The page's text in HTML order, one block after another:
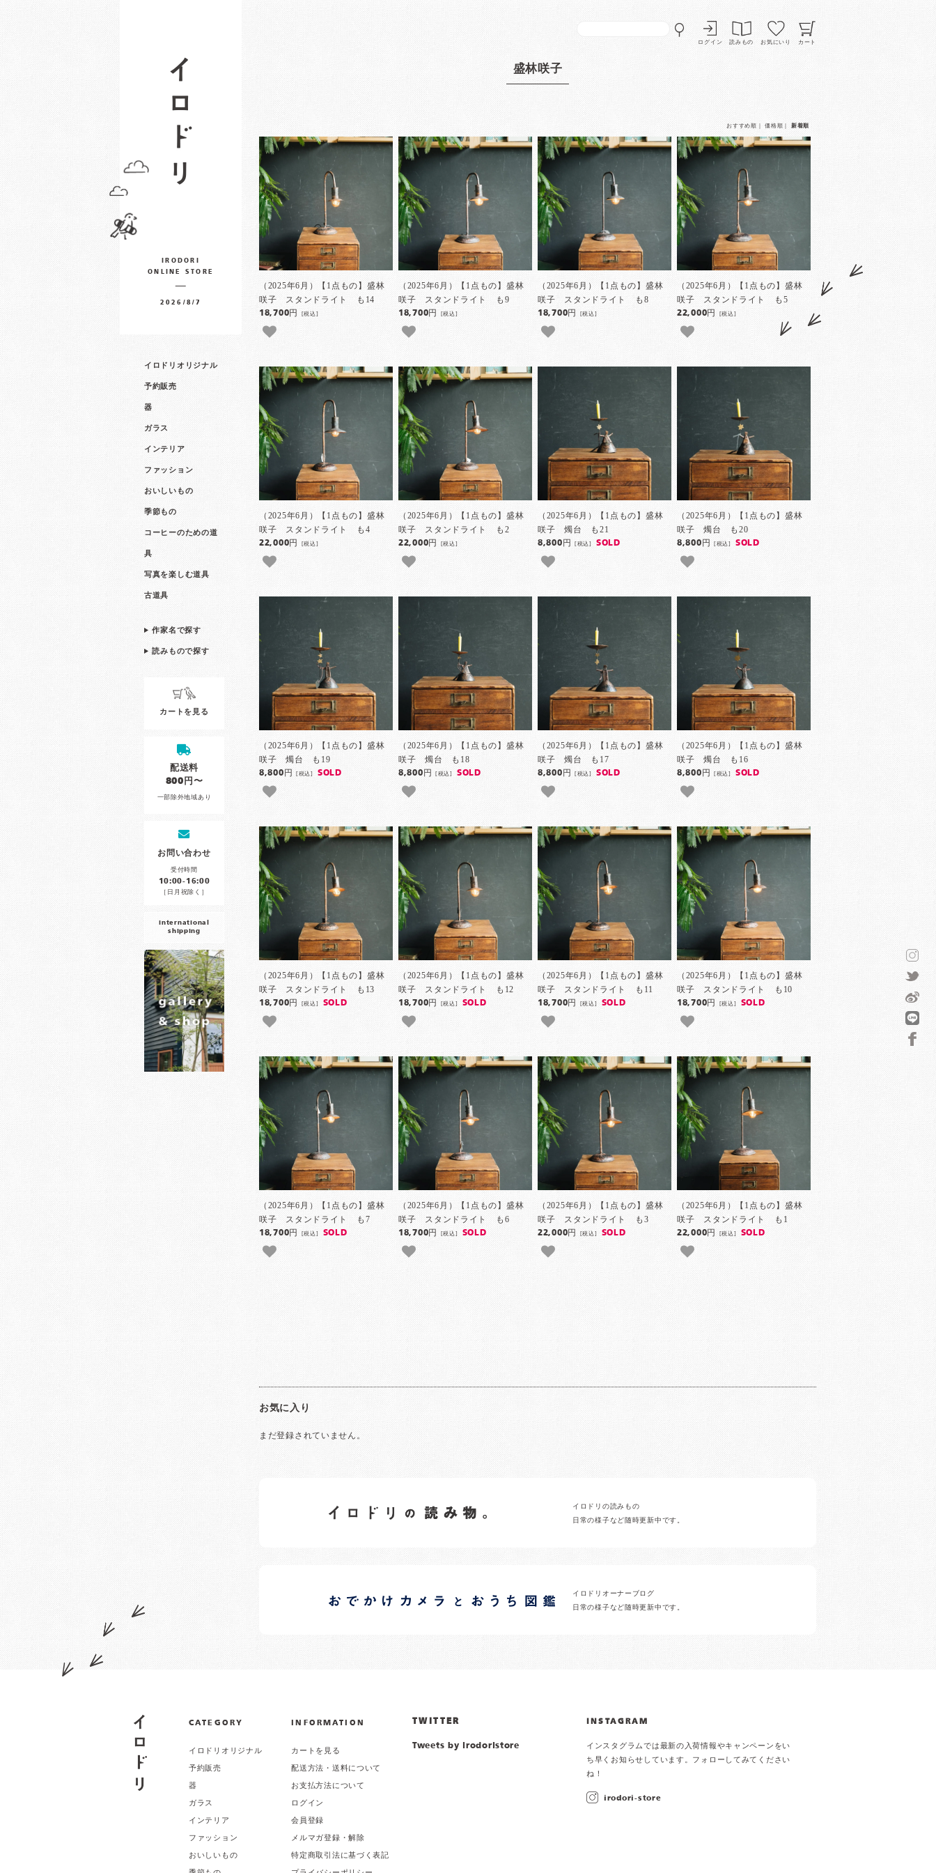
ログイン 読みもの お気にいり カート
IRODORI
ONLINE STORE
2026/8/7
イロドリオリジナル
予約販売
器
ガラス
インテリア
ファッション
おいしいもの
季節もの
コーヒーのための道
具
写真を楽しむ道具
古道具
作家名で探す
読みもので探す
カートを見る
配送料
800円〜
一部除外地域あり
お問い合わせ
受付時間
10:00-16:00
［日月祝除く］
international
shipping
盛林咲子
おすすめ順 ｜価格順 新着順
（2025年6月）【1点もの】盛林
咲子 スタンドライト も14
18,700円 [税込]
（2025年6月）【1点もの】盛林
咲子 スタンドライト も9
18,700円 [税込]
（2025年6月）【1点もの】盛林
咲子 スタンドライト も8
18,700円 [税込]
（2025年6月）【1点もの】盛林
咲子 スタンドライト も5
22,000円 [税込]
（2025年6月）【1点もの】盛林
咲子 スタンドライト も4
22,000円 [税込]
（2025年6月）【1点もの】盛林
咲子 スタンドライト も2
22,000円 [税込]
（2025年6月）【1点もの】盛林
咲子 燭台 も21
8,800円[税込] SOLD
（2025年6月）【1点もの】盛林
咲子 燭台 も20
8,800円[税込] SOLD
（2025年6月）【1点もの】盛林
咲子 燭台 も19
8,800円[税込] SOLD
（2025年6月）【1点もの】盛林
咲子 燭台 も18
8,800円[税込] SOLD
（2025年6月）【1点もの】盛林
咲子 燭台 も17
8,800円[税込] SOLD
（2025年6月）【1点もの】盛林
咲子 燭台 も16
8,800円[税込] SOLD
（2025年6月）【1点もの】盛林
咲子 スタンドライト も13
18,700円 [税込] SOLD
（2025年6月）【1点もの】盛林
咲子 スタンドライト も12
18,700円 [税込] SOLD
（2025年6月）【1点もの】盛林
咲子 スタンドライト も11
18,700円 [税込] SOLD
（2025年6月）【1点もの】盛林
咲子 スタンドライト も10
18,700円 [税込] SOLD
（2025年6月）【1点もの】盛林
咲子 スタンドライト も7
18,700円 [税込] SOLD
（2025年6月）【1点もの】盛林
咲子 スタンドライト も6
18,700円 [税込] SOLD
（2025年6月）【1点もの】盛林
咲子 スタンドライト も3
22,000円 [税込] SOLD
（2025年6月）【1点もの】盛林
咲子 スタンドライト も1
22,000円 [税込] SOLD
お気に入り
まだ登録されていません。
イロドリの読みもの
日常の様子など随時更新中です。
イロドリオーナーブログ
日常の様子など随時更新中です。
CATEGORY
イロドリオリジナル
予約販売
器
ガラス
インテリア
ファッション
おいしいもの
INFORMATION
カートを見る
配送方法・送料について
お支払方法について
ログイン
会員登録
メルマガ登録・解除
特定商取引法に基づく表記
TWITTER
Tweets by irodoristore
INSTAGRAM
インスタグラムでは最新の入荷情報やキャンペーンをい
ち早くお知らせしています。フォローしてみてください
ね！
irodori-store